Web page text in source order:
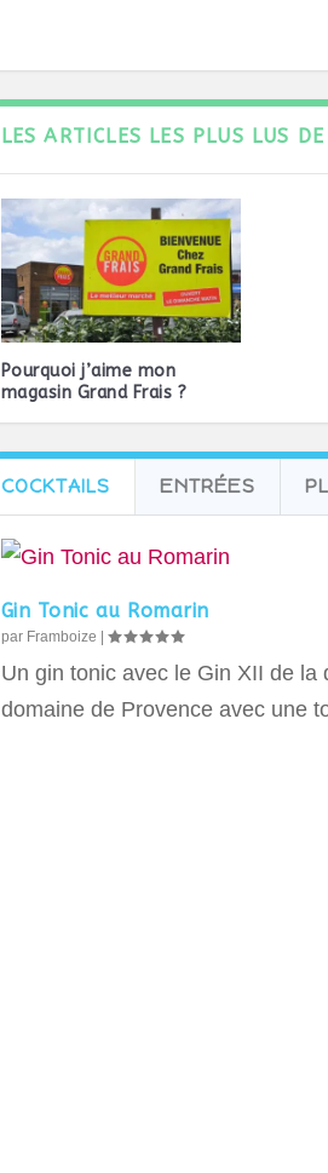
LES ARTICLES LES PLUS LUS
Pourquoi j’aime mon
magasin Grand Frais ?
COCKTAILS ENTRÉES
Gin Tonic au Romarin
par Framboize
Un gin tonic avec le Gin XII de la
domaine de Provence avec une